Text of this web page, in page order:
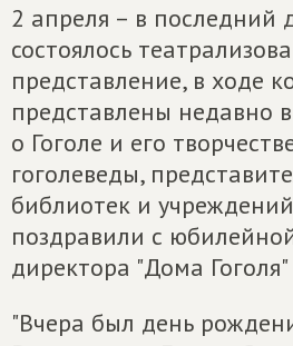
2 апреля – в последний
состоялось
представление, в ходе
представлены недавно
о Гоголе и его
гоголеведы,
библиотек и
поздравили с
директора "Дома
"Вчера был день